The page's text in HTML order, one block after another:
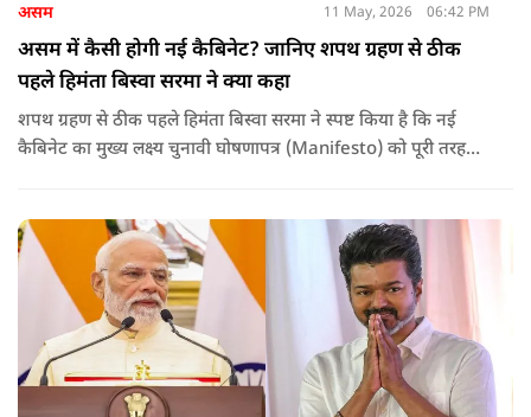
असम 11 May, 2026 06:42 PM
असम में कैसी होगी नई कैबिनेट? जानिए शपथ ग्रहण से ठीक
पहले हिमंता बिस्वा सरमा ने क्या कहा
शपथ ग्रहण से ठीक पहले हिमंता बिस्वा सरमा ने स्पष्ट किया है कि नई
कैबिनेट का मुख्य लक्ष्य चुनावी घोषणापत्र (Manifesto) को पूरी तरह